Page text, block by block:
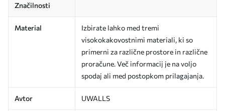
Značilnosti
Material
Izbirate lahko med tremi
visokokakovostnimi materiali, ki so
primerni za različne prostore in različne
proračune. Več informacij je na voljo
spodaj ali med postopkom prilagajanja.
Avtor UWALLS